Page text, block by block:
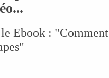
Ebook : "Comment